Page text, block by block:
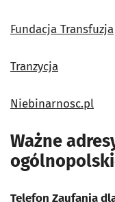
Fundacja Transfuzja
Tranzycja
Niebinarnosc.pl
Ważne
Telefon Zaufania